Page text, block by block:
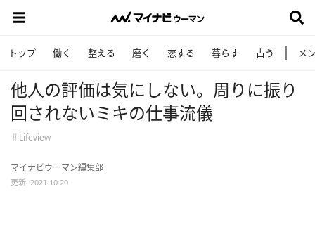
トップ 働く 整える 磨く 恋する 暮らす 占う メ
他人の評価は気にしない。周りに振り
回されないミキの仕事流儀
＃Lifeview
マイナビウーマン編集部
更新: 2021.10.20